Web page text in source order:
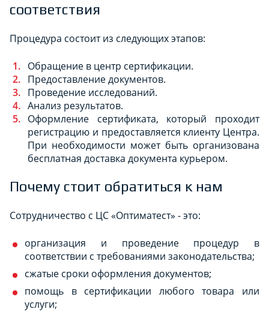
соответствия
Процедура состоит из следующих этапов:
Обращение в центр сертификации.
Предоставление документов.
Проведение исследований.
Анализ результатов.
Оформление сертификата, который проходит
регистрацию и предоставляется клиенту Центра.
При необходимости может быть организована
бесплатная доставка документа курьером.
Почему стоит обратиться к нам
Сотрудничество с ЦС «Оптиматест» - это:
организация и проведение процедур в
соответствии с требованиями законодательства;
сжатые сроки оформления документов;
помощь в сертификации любого товара или
услуги;